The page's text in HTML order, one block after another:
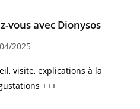
vous avec Dionysos
2025
visite, explications à la
+++